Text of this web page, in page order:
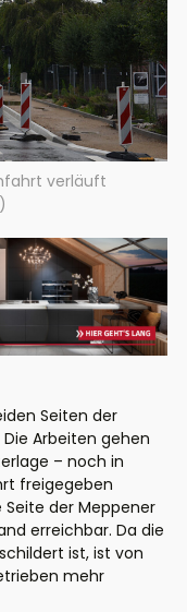
verläuft
Seiten der
Arbeiten gehen
– noch in
freigegeben
Seite der Meppener
erreichbar. Da die
ist, ist von
mehr